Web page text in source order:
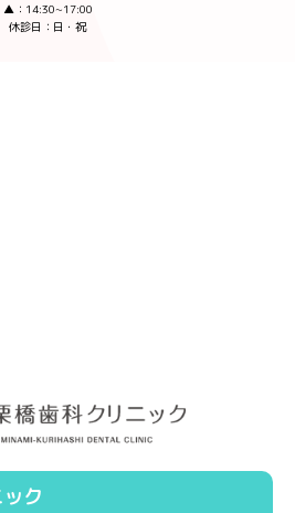
▲：14:30~17:00
休診日：日・祝
ク